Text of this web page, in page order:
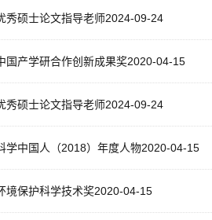
秀硕士论文指导老师2024-09-24
国产学研合作创新成果奖2020-04-15
秀硕士论文指导老师2024-09-24
学中国人（2018）年度人物2020-04-15
境保护科学技术奖2020-04-15